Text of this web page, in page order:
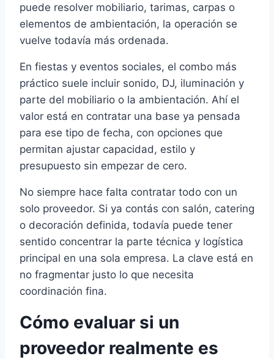
puede resolver mobiliario, tarimas, carpas o
elementos de ambientación, la operación se
vuelve todavía más ordenada.
En fiestas y eventos sociales, el combo más
práctico suele incluir sonido, DJ, iluminación y
parte del mobiliario o la ambientación. Ahí el
valor está en contratar una base ya pensada
para ese tipo de fecha, con opciones que
permitan ajustar capacidad, estilo y
presupuesto sin empezar de cero.
No siempre hace falta contratar todo con un
solo proveedor. Si ya contás con salón, catering
o decoración definida, todavía puede tener
sentido concentrar la parte técnica y logística
principal en una sola empresa. La clave está en
no fragmentar justo lo que necesita
coordinación fina.
Cómo evaluar si un
proveedor realmente es